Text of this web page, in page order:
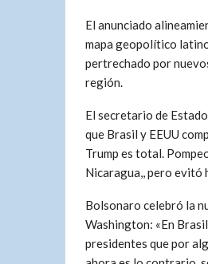
El anunciado
mapa geopolítico
pertrechado por
región.
El secretario de
que Brasil y EEUU
Trump es total.
Nicaragua,, pero evitó
Bolsonaro celebró la
Washington: «En
presidentes que por